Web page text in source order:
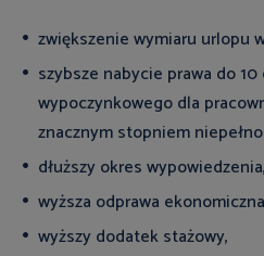
zwiększenie wymiaru urlopu
szybsze nabycie prawa do
wypoczynkowego dla
znacznym stopniem
dłuższy okres wypowiedzenia,
wyższa odprawa
wyższy dodatek stażowy,